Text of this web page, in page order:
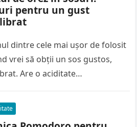
pentru un gust
dintre cele mai ușor de folosit
vrei să obții un sos gustos,
Are o aciditate…